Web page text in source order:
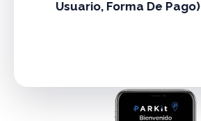
Usuario, Forma De Pago)